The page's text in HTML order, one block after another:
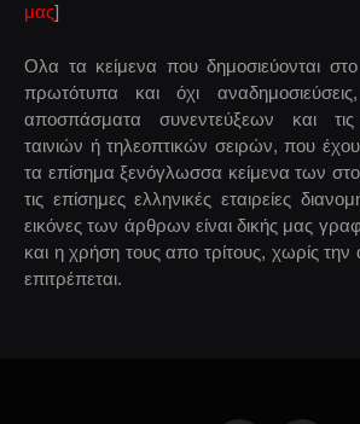
μας]
Ολα τα κείμενα που δημοσιεύονται
πρωτότυπα και όχι
αποσπάσματα συνεντεύξεων και τις
ταινιών ή τηλεοπτικών σειρών, που
τα επίσημα ξενόγλωσσα κείμενα των
τις επίσημες ελληνικές εταιρείες
εικόνες των άρθρων είναι δικής μας
και η χρήση τους απο τρίτους, χωρίς
επιτρέπεται.